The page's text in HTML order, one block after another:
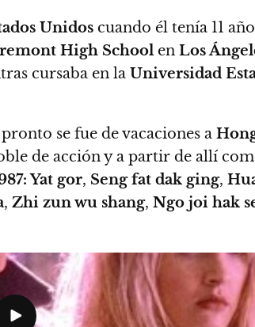
Unidos cuando él tenía 11
High School en Los
cursaba en la Universidad
se fue de vacaciones a
de acción y a partir de allí
Yat gor, Seng fat dak ging,
, Zhi zun wu shang, Ngo joi hak